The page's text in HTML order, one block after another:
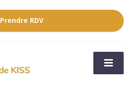
Prendre RDV